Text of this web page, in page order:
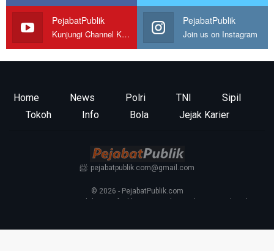
PejabatPublik
Kunjungi Channel Kami
PejabatPublik
Join us on Instagram
Home News Polri TNI
Sipil
Tokoh
Info Bola Jejak Karier
📨: pejabatpublik.com@gmail.com
© 2026 - PejabatPublik.com